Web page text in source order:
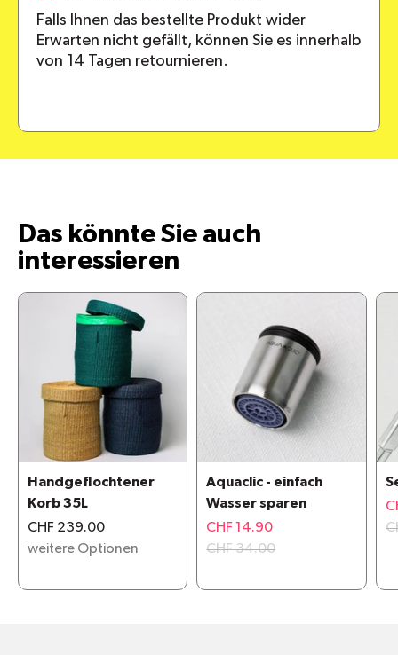
Falls Ihnen das bestellte Produkt wider
Erwarten nicht gefällt, können Sie es innerhalb
von 14 Tagen retournieren.
Das könnte Sie auch
interessieren
Handgeflochtener
Korb 35L
CHF 239.00
weitere Optionen
Aquaclic - einfach
Wasser sparen
CHF 14.90
CHF 34.00